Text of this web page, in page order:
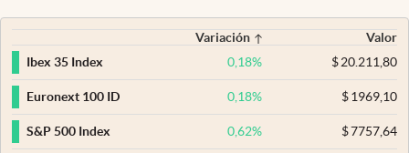
Variación
Valor
Ibex 35 Index
0,18% $20.211,80
Euronext 100 ID 0,18% $1969,10
S&P 500 Index 0,62% $7757,64